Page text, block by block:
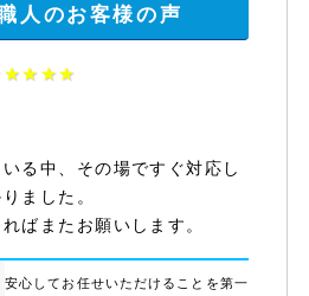
人のお客様の声
る中、その場ですぐ対応し
ました。
ばまたお願いします。
安心してお任せいただけることを第一